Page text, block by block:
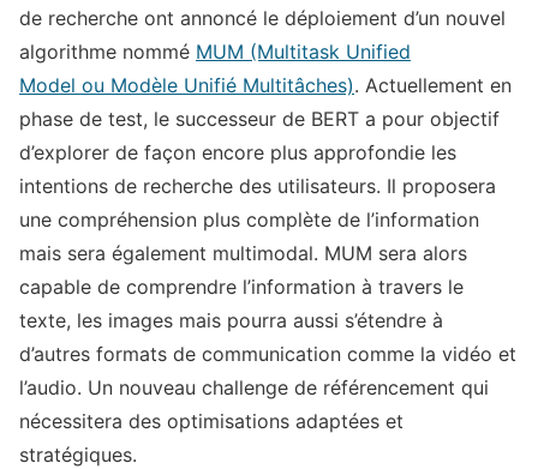
de recherche ont annoncé le déploiement d’un nouvel
algorithme nommé MUM (Multitask Unified
Model ou Modèle Unifié Multitâches). Actuellement en
phase de test, le successeur de BERT a pour objectif
d’explorer de façon encore plus approfondie les
intentions de recherche des utilisateurs. Il proposera
une compréhension plus complète de l’information
mais sera également multimodal. MUM sera alors
capable de comprendre l’information à travers le
texte, les images mais pourra aussi s’étendre à
d’autres formats de communication comme la vidéo et
l’audio. Un nouveau challenge de référencement qui
nécessitera des optimisations adaptées et
stratégiques.